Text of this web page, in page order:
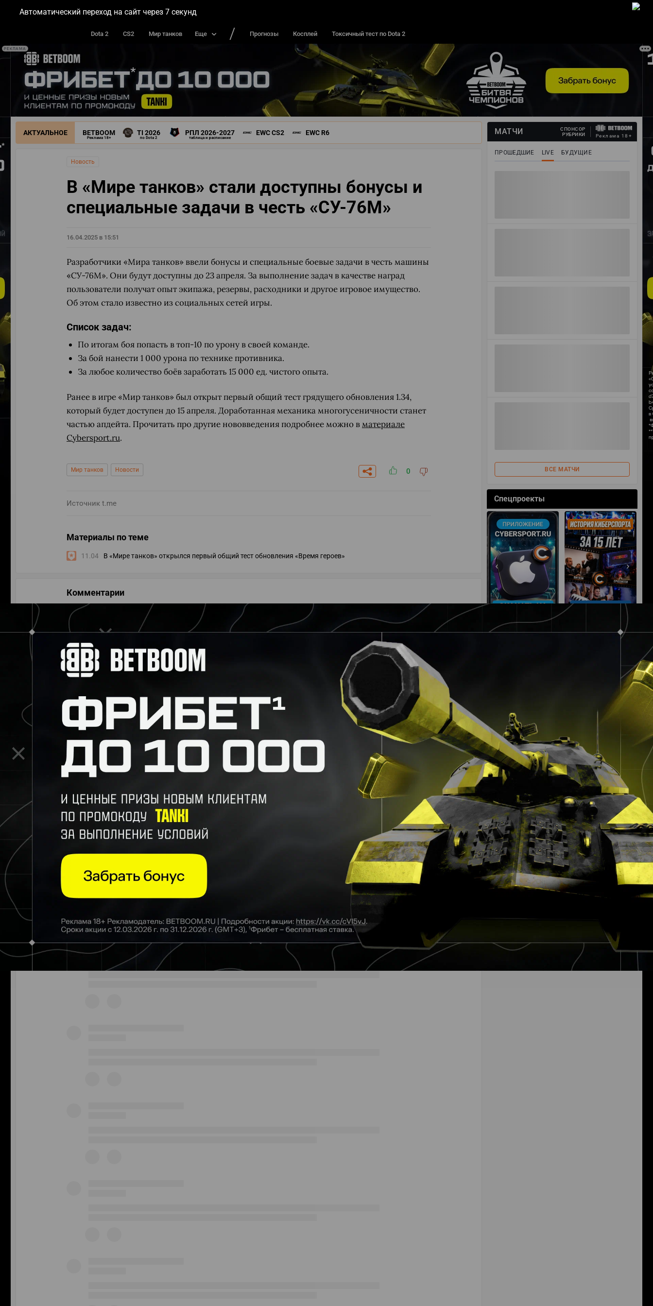
Автоматический переход на сайт через5 секунд
РЕКЛАМА
МАТЧИ ТУРНИРЫ КОМАНДЫ И ИГРОКИ ВОЙТИ
Dota 2 CS2 Мир танков Еще Прогнозы Косплей Токсичный тест по Dota 2
АКТУАЛЬНОЕ BETBOOM
Реклама 18+
TI 2026
по Dota 2
РПЛ 2026-2027
таблица и расписание
EWC CS2 EWC R6
Новость
В «Мире танков» стали доступны бонусы и
специальные задачи в честь «СУ-76М»
16.04.2025 в 15:51
Разработчики «Мира танков» ввели бонусы и специальные боевые задачи в честь машины
«СУ-76М». Они будут доступны до 23 апреля. За выполнение задач в качестве наград
пользователи получат опыт экипажа, резервы, расходники и другое игровое имущество.
Об этом стало известно из социальных сетей игры.
Список задач:
По итогам боя попасть в топ-10 по урону в своей команде.
За бой нанести 1 000 урона по технике противника.
За любое количество боёв заработать 15 000 ед. чистого опыта.
Ранее в игре «Мир танков» был открыт первый общий тест грядущего обновления 1.34,
который будет доступен до 15 апреля. Доработанная механика многогусеничности станет
частью апдейта. Прочитать про другие нововведения подробнее можно вматериале
Cybersport.ru.
Мир танков Новости 0
Источник t.me
Материалы по теме
11.04 В «Мире танков» открылся первый общий тест обновления «Время героев»
МАТЧИ
СПОНСОР
РУБРИКИ
Реклама 18+
ПРОШЕДШИЕ LIVE БУДУЩИЕ
ВСЕ МАТЧИ
Спецпроекты
УЧАСТВОВАТЬ
СКАЧАТЬ НА
СКАЧАТЬ НА
УЧАСТВОВАТЬ
‹ ›
Составили пятиугольники силы команд
06.08 в 18:16
Maelstorm стал самым любимым
русскоязычным кастером официальной
студии The International 2026
06.08 в 15:03
Rockstar назвала дату выхода третьего
трейлера GTA VI — его покажут на
Netflix
4
06.08 в 12:32
«Неважно. Впереди Шанхай» — ATF
после поражения от Liquid в гранд-
финале ESSENCE II
6
06.08 в 12:00
Пять причин, почему PARIVISION
выиграет The International 2026
27
Комментарии
ПО ДАТЕ ПО ПОПУЛЯРНОСТИ